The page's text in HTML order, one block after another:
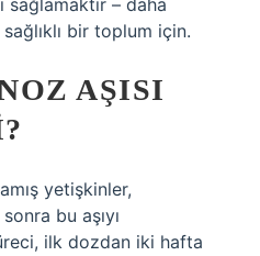
sağlamaktır – daha
bir toplum için.
AŞISI
yetişkinler,
bu aşıyı
ilk dozdan iki hafta